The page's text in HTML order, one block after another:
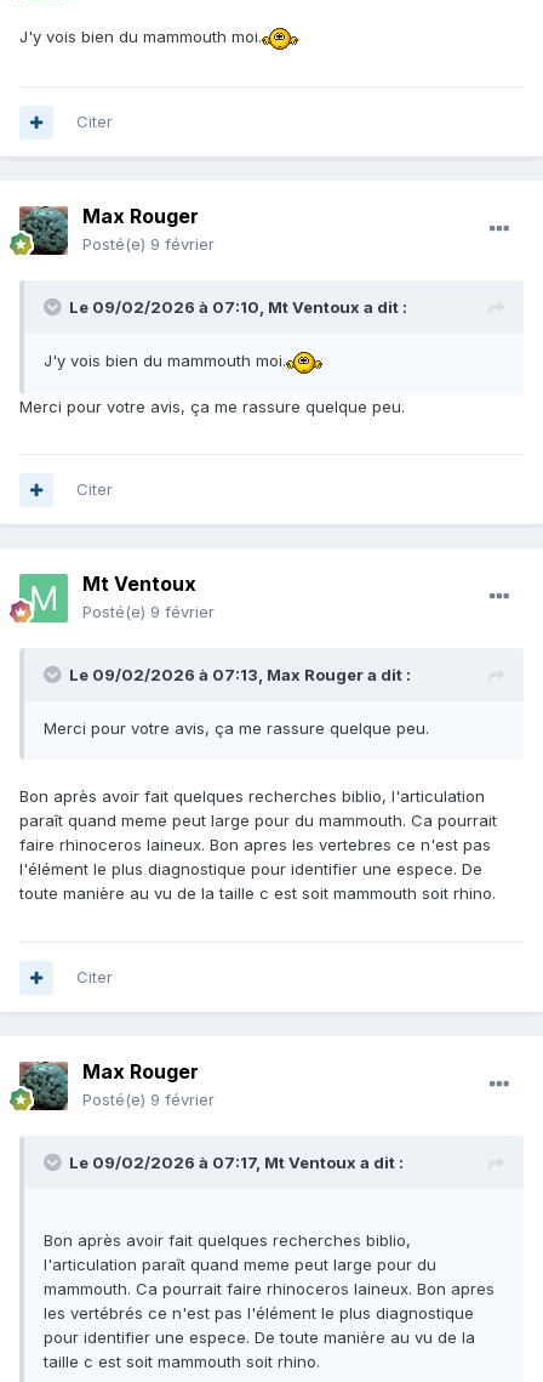
J'y vois bien du mammouth moi.
Citer
Max Rouger
Posté(e) 9 février
Le 09/02/2026 à 07:10, Mt Ventoux a dit :
J'y vois bien du mammouth moi.
Merci pour votre avis, ça me rassure quelque peu.
Citer
Mt Ventoux
Posté(e) 9 février
Le 09/02/2026 à 07:13, Max Rougera dit :
Merci pour votre avis, ça me rassure quelque peu.
Bon après avoir fait quelques recherches biblio, l'articulation
paraît quand meme peut large pour du mammouth. Ca pourrait
faire rhinoceros laineux. Bon apres les vertebres ce n'est pas
l'élément le plus diagnostique pour identifier une espece. De
toute manière au vu de la taille c est soit mammouth soit rhino.
Citer
Max Rouger
Posté(e) 9 février
Le 09/02/2026 à 07:17, Mt Ventoux a dit :
Bon après avoir fait quelques recherches biblio,
l'articulation paraît quand meme peut large pour du
mammouth. Ca pourrait faire rhinoceros laineux. Bon apres
les vertébrés ce n'est pas l'élément le plus diagnostique
pour identifier une espece. De toute manière au vu de la
taille c est soit mammouth soit rhino.